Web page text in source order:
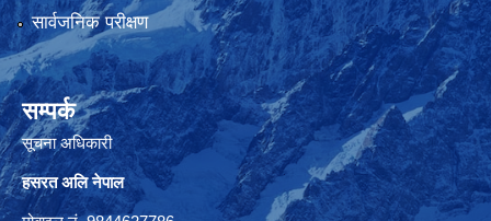
सार्वजनिक परीक्षण
सम्पर्क
सूचना अधिकारी
हसरत अलि नेपाल